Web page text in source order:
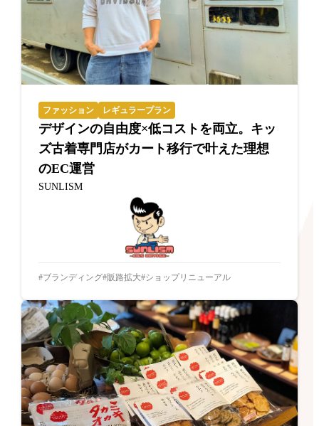
ファッション レギュラープラン
デザインの自由度×低コストを両立。キッ
ズ古着専門店がカート移行で叶えた理想
のEC運営
SUNLISM
ブランディング 販路拡大 ショップリニューアル